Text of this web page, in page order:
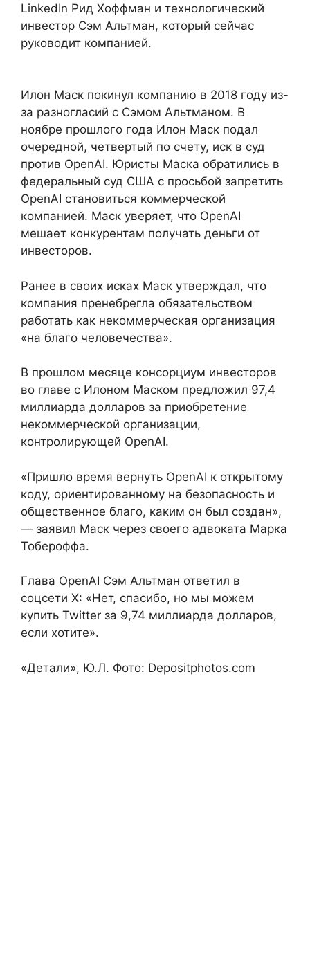
LinkedIn Рид Хоффман и технологический
инвестор Сэм Альтман, который сейчас
руководит компанией.
Илон Маск покинул компанию в 2018 году из-
за разногласий с Сэмом Альтманом. В
ноябре прошлого года Илон Маск подал
очередной, четвертый по счету, иск в суд
против OpenAI. Юристы Маска обратились в
федеральный суд США с просьбой запретить
OpenAI становиться коммерческой
компанией. Маск уверяет, что OpenAI
мешает конкурентам получать деньги от
инвесторов.
Ранее в своих исках Маск утверждал, что
компания пренебрегла обязательством
работать как некоммерческая организация
«на благо человечества».
В прошлом месяце консорциум инвесторов
во главе с Илоном Маском предложил 97,4
миллиарда долларов за приобретение
некоммерческой организации,
контролирующей OpenAI.
«Пришло время вернуть OpenAI к открытому
коду, ориентированному на безопасность и
общественное благо, каким он был создан»,
— заявил Маск через своего адвоката Марка
Тобероффа.
Глава OpenAI Сэм Альтман ответил в
соцсети X: «Нет, спасибо, но мы можем
купить Twitter за 9,74 миллиарда долларов,
если хотите».
«Детали», Ю.Л. Фото: Depositphotos.com